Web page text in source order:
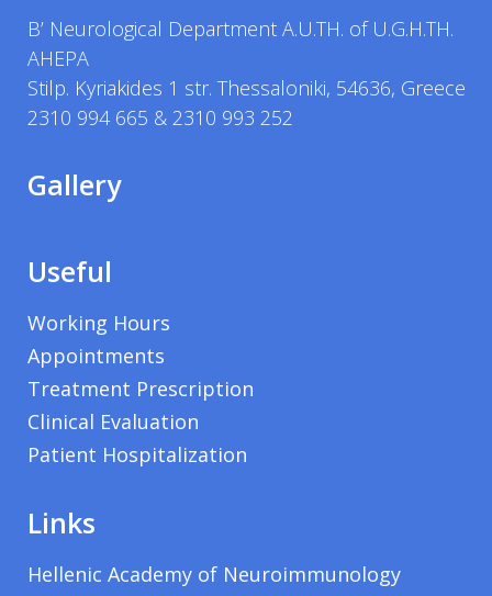
B’ Neurological Department A.U.TH. of U.G.H.TH.
AHEPA
Stilp. Kyriakides 1 str. Thessaloniki, 54636, Greece
2310 994 665 & 2310 993 252
Gallery
Useful
Working Hours
Appointments
Treatment Prescription
Clinical Evaluation
Patient Hospitalization
Links
Hellenic Academy of Neuroimmunology